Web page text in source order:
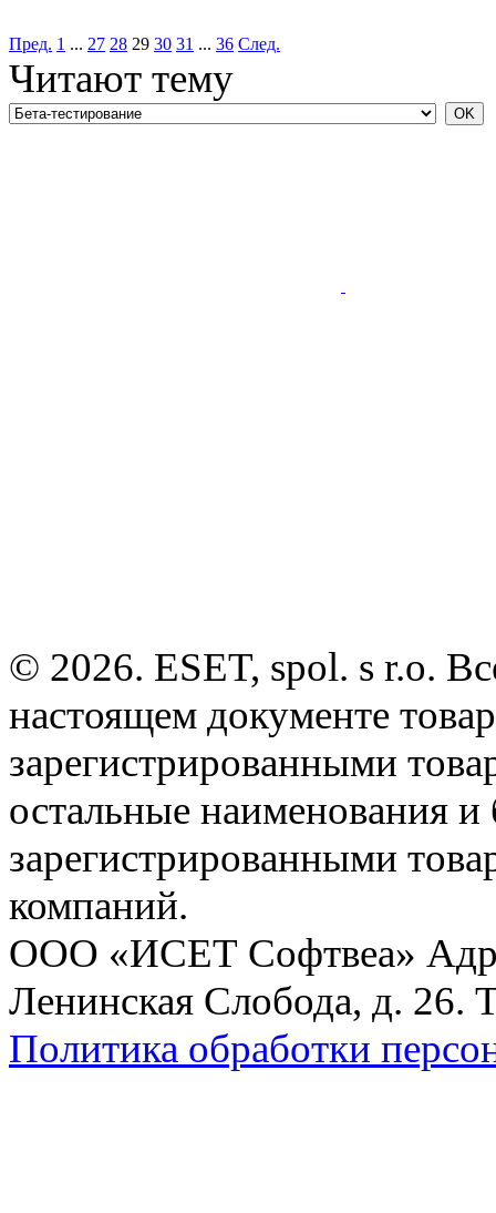
Пред. 1 ... 27 28 29 30 31 ... 36 След.
Читают тему
© 2026. ESET, spol. s r.o.
настоящем документе
зарегистрированными
остальные наименования
зарегистрированными
компаний.
ООО «ИСЕТ Софтвеа»
Ленинская Слобода, д. 26.
Политика обработки